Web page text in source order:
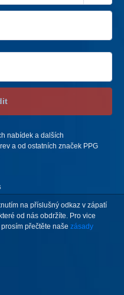
nabídek a dalších
a od ostatních značek PPG
na příslušný odkaz v zápatí
od nás obdržíte. Pro vice
přečtěte naše zásady